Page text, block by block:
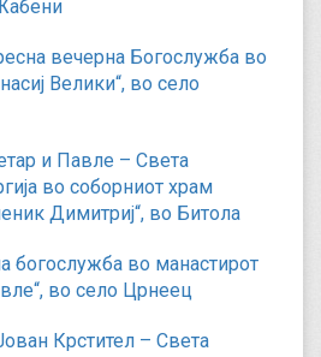
вечерна Богослужба во
Велики“, во село
и Павле – Света
во соборниот храм
Димитриј“, во Битола
богослужба во манастирот
во село Црнеец
Крстител – Света